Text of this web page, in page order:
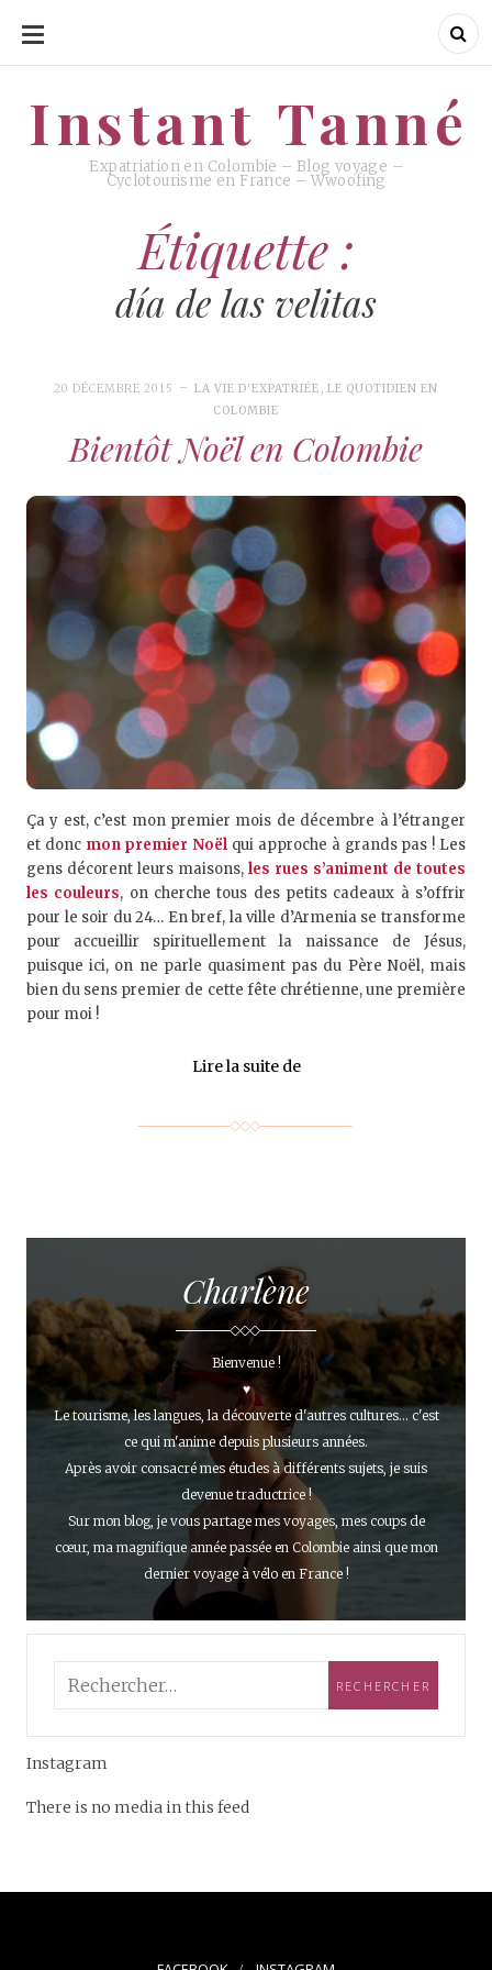
ALLER
CONTENU
Instant Tanné
Expatriation en Colombie – Blog voyage –
Cyclotourisme en France – Wwoofing
Instant Tanné
Étiquette :
día de las velitas
20 DÉCEMBRE 2015 LA VIE D'EXPATRIÉE , LE QUOTIDIEN EN
COLOMBIE
Bientôt Noël en Colombie
Ça y est, c’est mon premier mois de décembre à l’étranger
et donc mon premier Noël qui approche à grands pas ! Les
gens décorent leurs maisons, les rues s’animent de toutes
les couleurs, on cherche tous des petits cadeaux à s’offrir
pour le soir du 24… En bref, la ville d’Armenia se transforme
pour accueillir spirituellement la naissance de Jésus,
puisque ici, on ne parle quasiment pas du Père Noël, mais
bien du sens premier de cette fête chrétienne, une première
pour moi !
Lire la suite de
Charlène
Bienvenue !
♥
Le tourisme, les langues, la découverte d'autres cultures... c'est
ce qui m'anime depuis plusieurs années.
Après avoir consacré mes études à différents sujets, je suis
devenue traductrice !
Sur mon blog, je vous partage mes voyages, mes coups de
cœur, ma magnifique année passée en Colombie ainsi que mon
dernier voyage à vélo en France !
Instagram
There is no media in this feed